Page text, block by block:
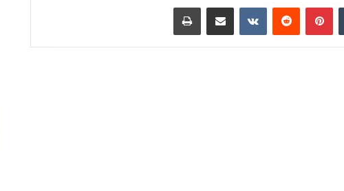
بينتيريست مشاركة عبر البريد طباعة